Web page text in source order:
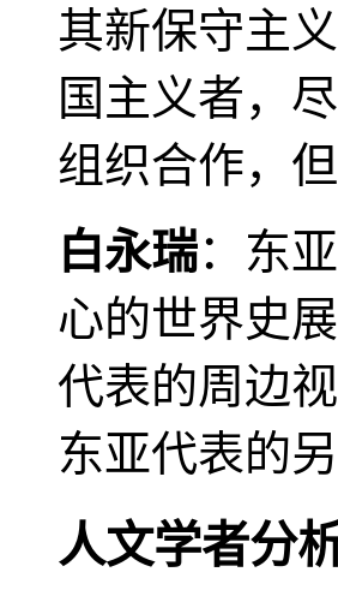
其新保守主
国主义者，
组织合作，
白永瑞：东
心的世界史
代表的周边
东亚代表的
人文学者分